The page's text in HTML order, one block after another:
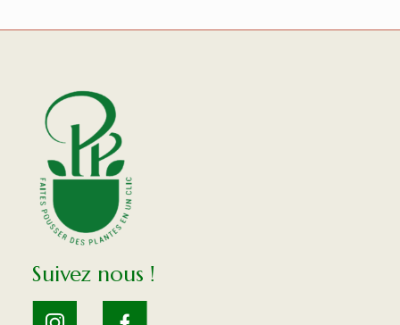
Suivez nous !